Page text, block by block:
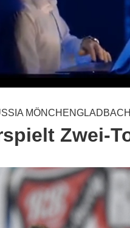
MÖNCHENGLADBACH
Zwei-